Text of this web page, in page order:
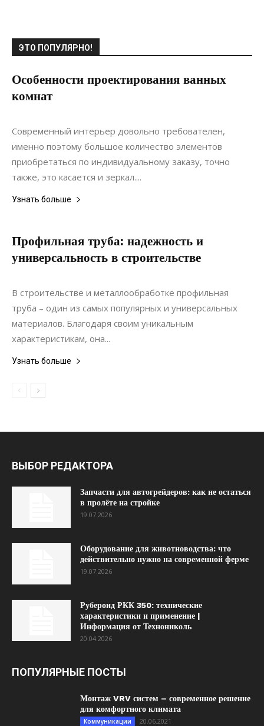
ЭТО ПОПУЛЯРНО!
Особенности проектирования ванных
комнат
18.08.2017
Современный интерьер довольно требователен,
именно поэтому большое количество элементов
приобретаться по индивидуальному заказу, точно
также, это касается и зеркал....
Узнать больше
Профильная труба: надежность и
универсальность в строительстве
20.06.2022
В строительстве и металлообработке профильная
труба – один из самых популярных и универсальных
материалов. Благодаря своим уникальным
характеристикам, она...
Узнать больше
ВЫБОР РЕДАКТОРА
Запчасти для автогрейдеров: как не остаться
в пролёте на стройке
19.07.2026
Оборудование для животноводства: что
действительно нужно на современной ферме
19.07.2026
Рубероид РКК 350: технические
характеристики и применение |
Информация от Технониколь
20.04.2026
ПОПУЛЯРНЫЕ ПОСТЫ
Монтаж VRV систем – современное решение
для комфортного климата
Коммуникации 20.06.2021